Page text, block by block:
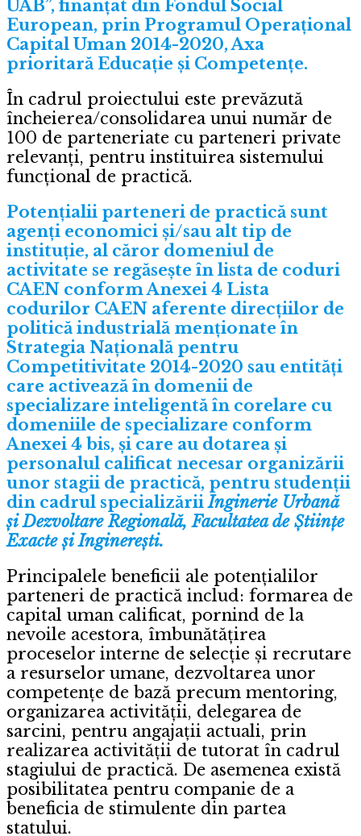
UAB”, finanțat din Fondul Social
European, prin Programul Operațional
Capital Uman 2014-2020, Axa
prioritară Educație și Competențe.
În cadrul proiectului este prevăzută
încheierea/consolidarea unui număr de
100 de parteneriate cu parteneri private
relevanți, pentru instituirea sistemului
funcțional de practică.
Potențialii parteneri de practică sunt
agenți economici și/sau alt tip de
instituție, al căror domeniul de
activitate se regăsește în lista de coduri
CAEN conform Anexei 4 Lista
codurilor CAEN aferente direcțiilor de
politică industrială menționate în
Strategia Națională pentru
Competitivitate 2014-2020 sau entități
care activează în domenii de
specializare inteligentă în corelare cu
domeniile de specializare conform
Anexei 4 bis, și care au dotarea şi
personalul calificat necesar organizării
unor stagii de practică, pentru studenții
din cadrul specializăriiInginerie Urbană
și Dezvoltare Regională, Facultatea de Științe
Exacte și Inginerești.
Principalele beneficii ale potențialilor
parteneri de practică includ: formarea de
capital uman calificat, pornind de la
nevoile acestora, îmbunătățirea
proceselor interne de selecție și recrutare
a resurselor umane, dezvoltarea unor
competențe de bază precum mentoring,
organizarea activității, delegarea de
sarcini, pentru angajații actuali, prin
realizarea activității de tutorat în cadrul
stagiului de practică. De asemenea există
posibilitatea pentru companie de a
beneficia de stimulente din partea
statului.